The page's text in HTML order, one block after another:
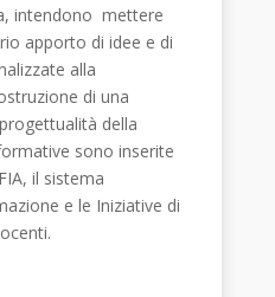
intendono mettere
apporto di idee e di
alla
di una
della
sono inserite
il sistema
e le Iniziative di